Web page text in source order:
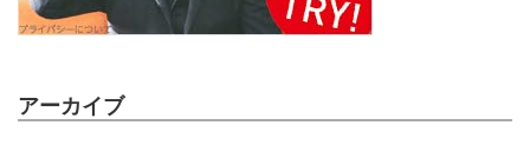
アーカイブ